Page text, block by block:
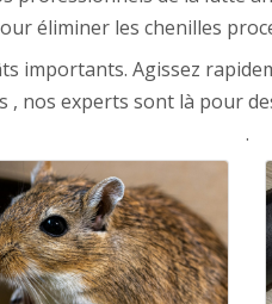
éliminer les chenilles
importants. Agissez
, nos experts sont là pour
.